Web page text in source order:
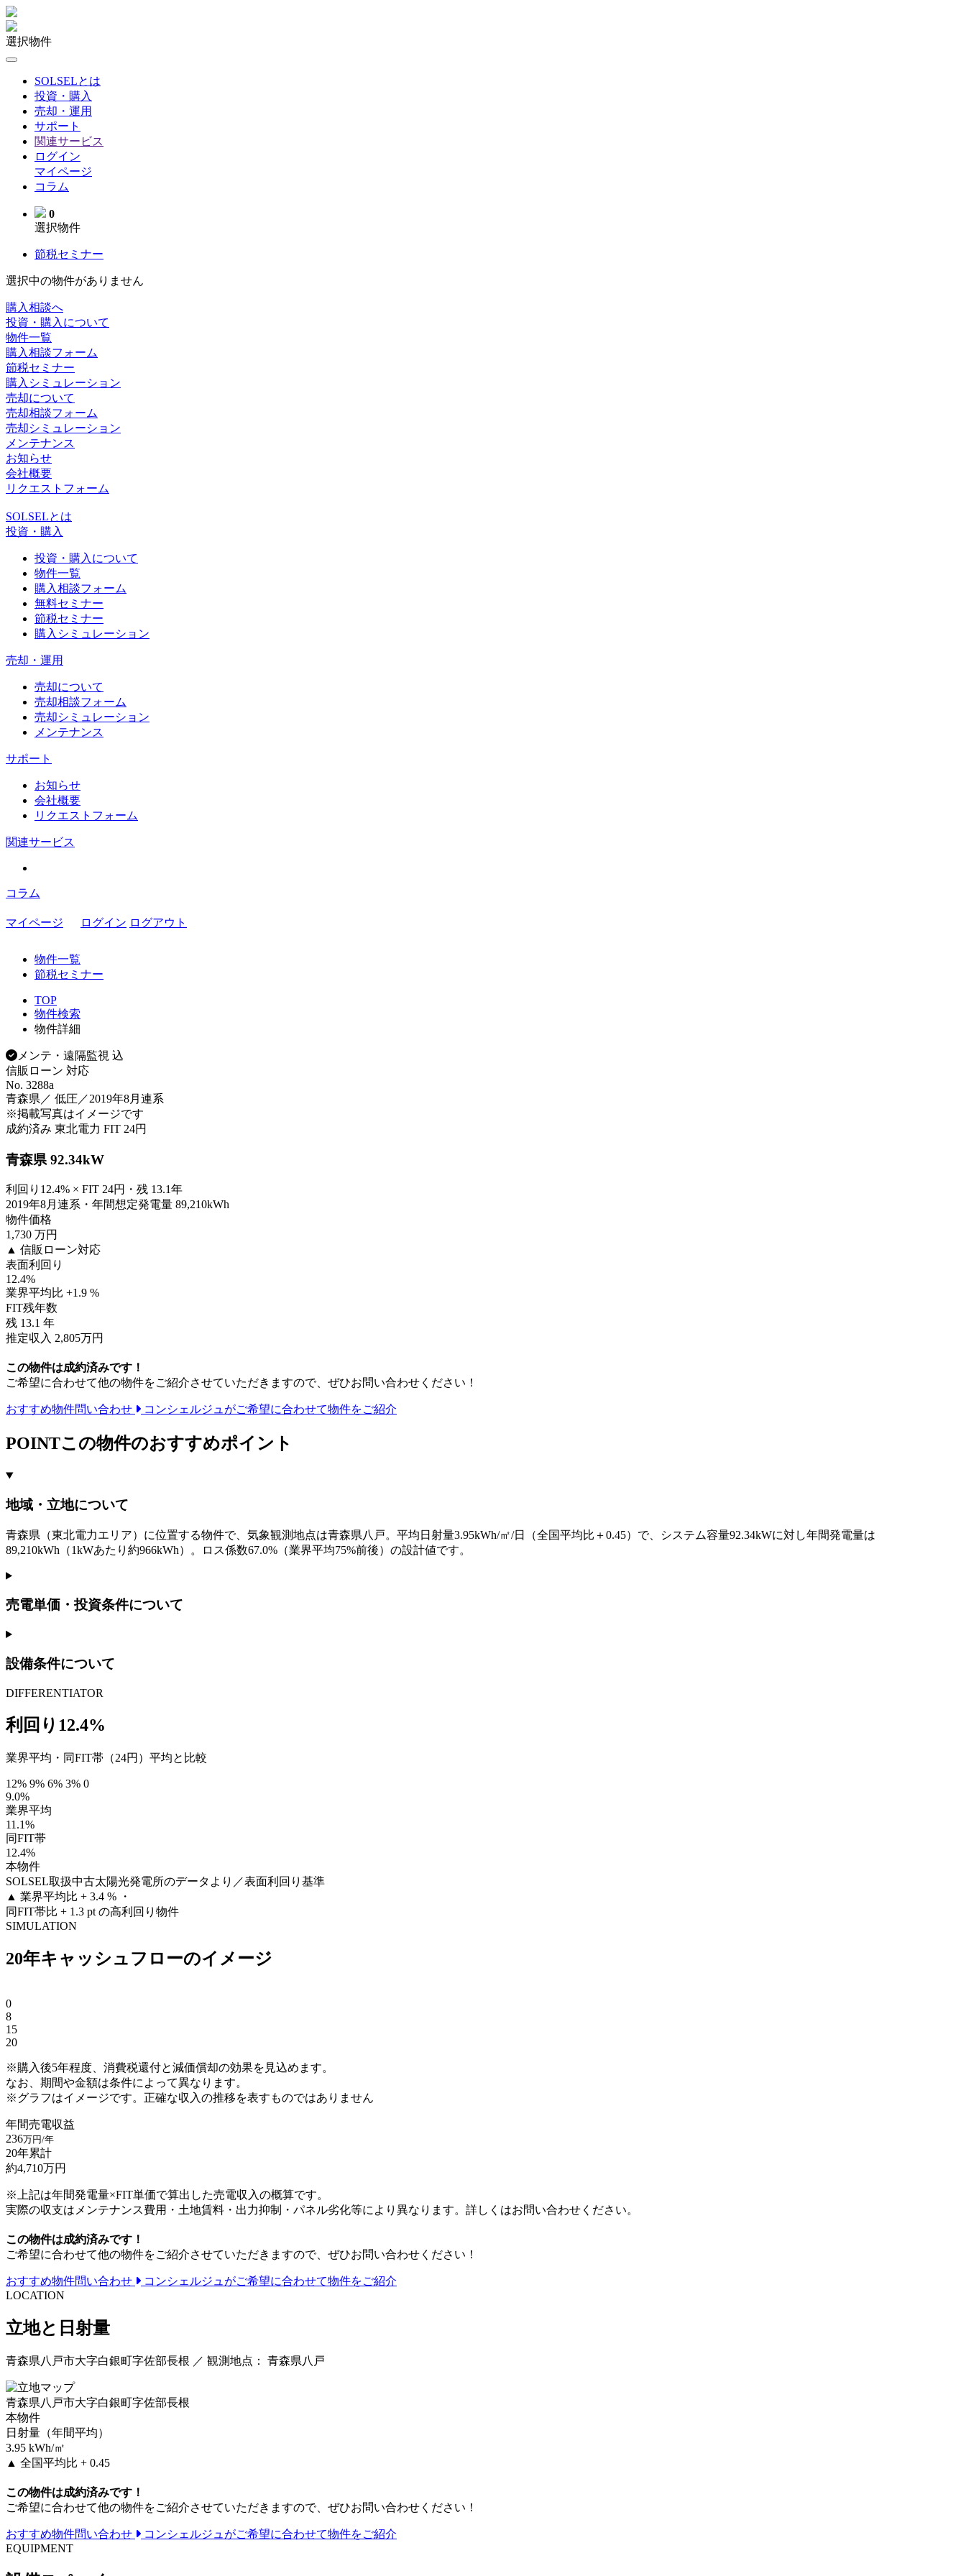
選択物件
SOLSELとは
投資・購入
売却・運用
サポート
関連サービス
ログイン
マイページ
コラム
0
選択物件
節税セミナー
選択中の物件がありません
購入相談へ
投資・購入について
物件一覧
購入相談フォーム
節税セミナー
購入シミュレーション
売却について
売却相談フォーム
売却シミュレーション
メンテナンス
お知らせ
会社概要
リクエストフォーム
SOLSELとは
投資・購入
投資・購入について
物件一覧
購入相談フォーム
無料セミナー
節税セミナー
購入シミュレーション
売却・運用
売却について
売却相談フォーム
売却シミュレーション
メンテナンス
サポート
お知らせ
会社概要
リクエストフォーム
関連サービス
コラム
マイページ ログイン ログアウト
物件一覧
節税セミナー
TOP
物件検索
物件詳細
メンテ・遠隔監視 込
信販ローン 対応
No. 3288a
青森県／ 低圧／2019年8月連系
※掲載写真はイメージです
成約済み 東北電力 FIT 24円
青森県 92.34kW
利回り12.4% × FIT 24円・残 13.1年
2019年8月連系・年間想定発電量 89,210kWh
物件価格
1,730 万円
▲ 信販ローン対応
表面利回り
12.4%
業界平均比 +1.9 %
FIT残年数
残 13.1 年
推定収入 2,805万円
この物件は成約済みです！
ご希望に合わせて他の物件をご紹介させていただきますので、ぜひお問い合わせください！
おすすめ物件問い合わせ コンシェルジュがご希望に合わせて物件をご紹介
POINTこの物件のおすすめポイント
地域・立地について
青森県（東北電力エリア）に位置する物件で、気象観測地点は青森県八戸。平均日射量3.95kWh/㎡/日（全国平均比＋0.45）で、システム容量92.34kWに対し年間発電量は
89,210kWh（1kWあたり約966kWh）。ロス係数67.0%（業界平均75%前後）の設計値です。
売電単価・投資条件について
設備条件について
DIFFERENTIATOR
利回り12.4%
業界平均・同FIT帯（24円）平均と比較
12% 9% 6% 3% 0
9.0%
業界平均
11.1%
同FIT帯
12.4%
本物件
SOLSEL取扱中古太陽光発電所のデータより／表面利回り基準
▲ 業界平均比 + 3.4 % ・
同FIT帯比 + 1.3 pt の高利回り物件
SIMULATION
20年キャッシュフローのイメージ
0
8
15
20
※購入後5年程度、消費税還付と減価償却の効果を見込めます。
なお、期間や金額は条件によって異なります。
※グラフはイメージです。正確な収入の推移を表すものではありません
年間売電収益
236万円/年
20年累計
約4,710万円
※上記は年間発電量×FIT単価で算出した売電収入の概算です。
実際の収支はメンテナンス費用・土地賃料・出力抑制・パネル劣化等により異なります。詳しくはお問い合わせください。
この物件は成約済みです！
ご希望に合わせて他の物件をご紹介させていただきますので、ぜひお問い合わせください！
おすすめ物件問い合わせ
コンシェルジュがご希望に合わせて物件をご紹介
LOCATION
立地と日射量
青森県八戸市大字白銀町字佐部長根 ／ 観測地点： 青森県八戸
青森県八戸市大字白銀町字佐部長根
本物件
日射量（年間平均）
3.95 kWh/㎡
▲ 全国平均比 + 0.45
この物件は成約済みです！
ご希望に合わせて他の物件をご紹介させていただきますので、ぜひお問い合わせください！
おすすめ物件問い合わせ
コンシェルジュがご希望に合わせて物件をご紹介
EQUIPMENT